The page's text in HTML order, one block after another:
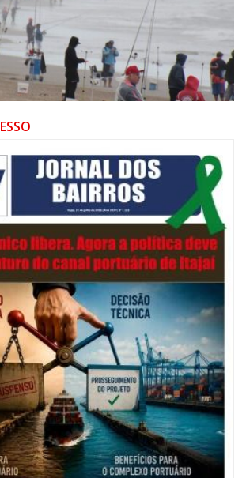
vai celebrar o aniversário de Navegantes